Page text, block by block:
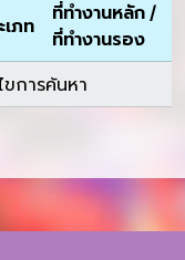
เภท
ที่ทำงานหลัก /
ที่ทำงานรอง
การค้นหา